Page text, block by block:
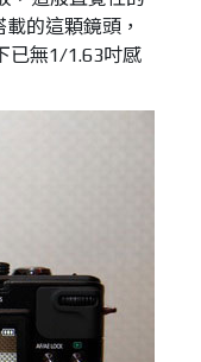
的這顆鏡頭，
已無1/1.63吋感